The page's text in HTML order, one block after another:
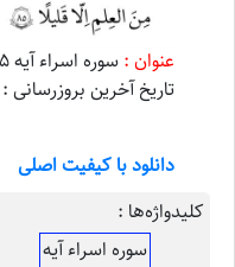
عنوان : سوره اسراء آیه ۸۵
تاریخ آخرین بروزرسانی : 1395/10/01
دانلود با کیفیت اصلی
کلیدواژه‌ها :
سوره اسراء آیه